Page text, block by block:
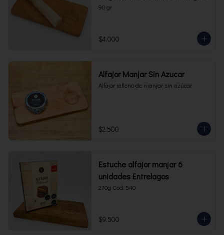
90 gr
$4.000
Alfajor Manjar Sin Azucar
Alfajor relleno de manjar sin azúcar
$2.500
Estuche alfajor manjar 6
unidades Entrelagos
270g Cod. 540
$9.500